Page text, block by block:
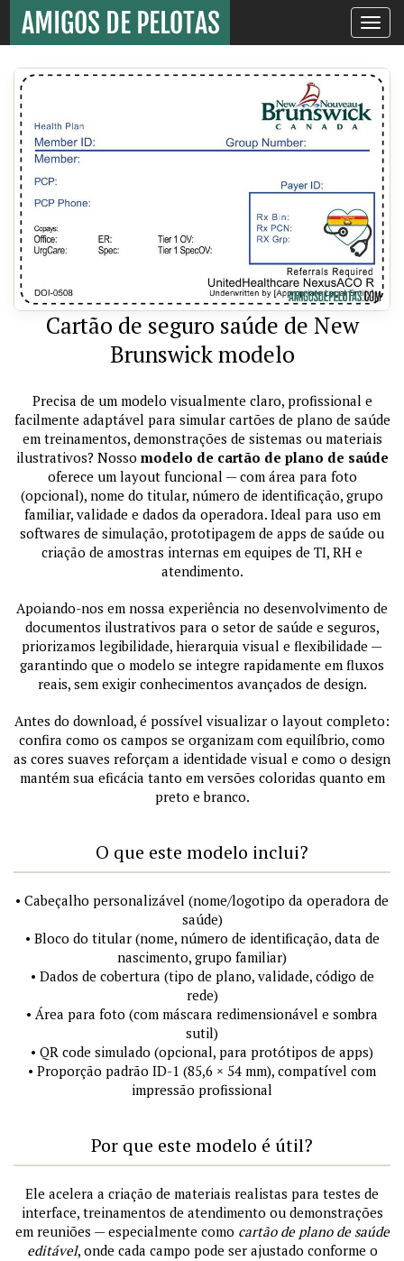
Toggle
Cartão de seguro saúde de New
Brunswick modelo
Precisa de um modelo visualmente claro, profissional e
facilmente adaptável para simular cartões de plano de saúde
em treinamentos, demonstrações de sistemas ou materiais
ilustrativos? Nosso modelo de cartão de plano de saúde
oferece um layout funcional — com área para foto
(opcional), nome do titular, número de identificação, grupo
familiar, validade e dados da operadora. Ideal para uso em
softwares de simulação, prototipagem de apps de saúde ou
criação de amostras internas em equipes de TI, RH e
atendimento.
Apoiando-nos em nossa experiência no desenvolvimento de
documentos ilustrativos para o setor de saúde e seguros,
priorizamos legibilidade, hierarquia visual e flexibilidade —
garantindo que o modelo se integre rapidamente em fluxos
reais, sem exigir conhecimentos avançados de design.
Antes do download, é possível visualizar o layout completo:
confira como os campos se organizam com equilíbrio, como
as cores suaves reforçam a identidade visual e como o design
mantém sua eficácia tanto em versões coloridas quanto em
preto e branco.
O que este modelo inclui?
• Cabeçalho personalizável (nome/logotipo da operadora de
saúde)
• Bloco do titular (nome, número de identificação, data de
nascimento, grupo familiar)
• Dados de cobertura (tipo de plano, validade, código de
rede)
• Área para foto (com máscara redimensionável e sombra
sutil)
• QR code simulado (opcional, para protótipos de apps)
• Proporção padrão ID-1 (85,6 × 54 mm), compatível com
impressão profissional
Por que este modelo é útil?
Ele acelera a criação de materiais realistas para testes de
interface, treinamentos de atendimento ou demonstrações
em reuniões — especialmente como cartão de plano de saúde
editável, onde cada campo pode ser ajustado conforme o